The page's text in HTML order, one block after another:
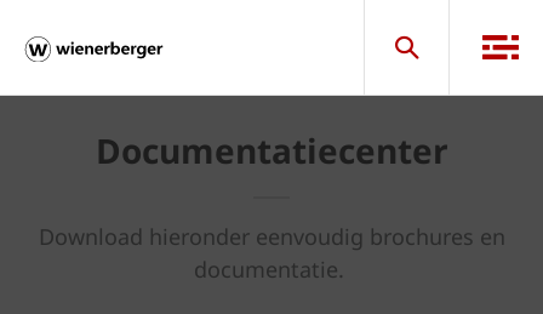
Documentatiecenter
Download hieronder eenvoudig brochures en
documentatie.